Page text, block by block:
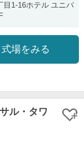
目1-16ホテル ユニバ
式場をみる
ル・タワ